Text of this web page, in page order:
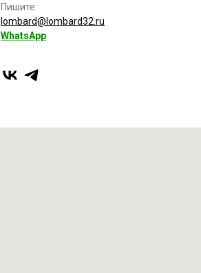
Пишите:
lombard@lombard32.ru
WhatsApp